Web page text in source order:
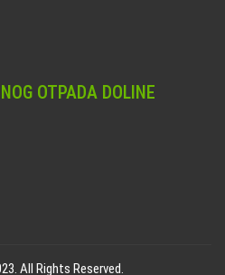
OTPADA DOLINE
All Rights Reserved.